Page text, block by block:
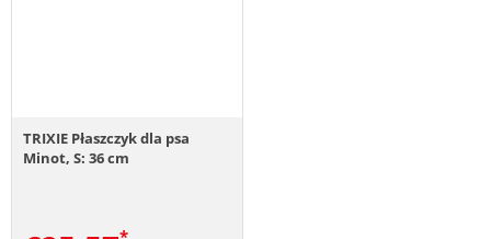
TRIXIE Płaszczyk dla psa
Minot, S: 36 cm